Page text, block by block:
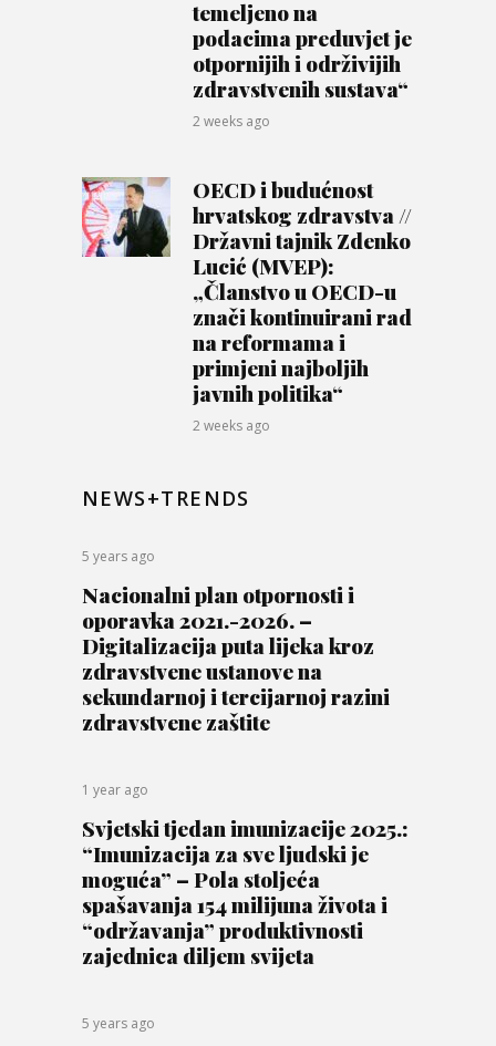
temeljeno na
podacima preduvjet je
otpornijih i održivijih
zdravstvenih sustava“
2 weeks ago
OECD i budućnost
hrvatskog zdravstva //
Državni tajnik Zdenko
Lucić (MVEP):
„Članstvo u OECD-u
znači kontinuirani rad
na reformama i
primjeni najboljih
javnih politika“
2 weeks ago
NEWS+TRENDS
5 years ago
Nacionalni plan otpornosti i
oporavka 2021.-2026. –
Digitalizacija puta lijeka kroz
zdravstvene ustanove na
sekundarnoj i tercijarnoj razini
zdravstvene zaštite
1 year ago
Svjetski tjedan imunizacije 2025.:
“Imunizacija za sve ljudski je
moguća” – Pola stoljeća
spašavanja 154 milijuna života i
“održavanja” produktivnosti
zajednica diljem svijeta
5 years ago